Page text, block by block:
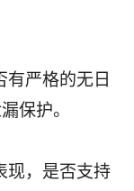
有严格的无日
保护。
现，是否支持